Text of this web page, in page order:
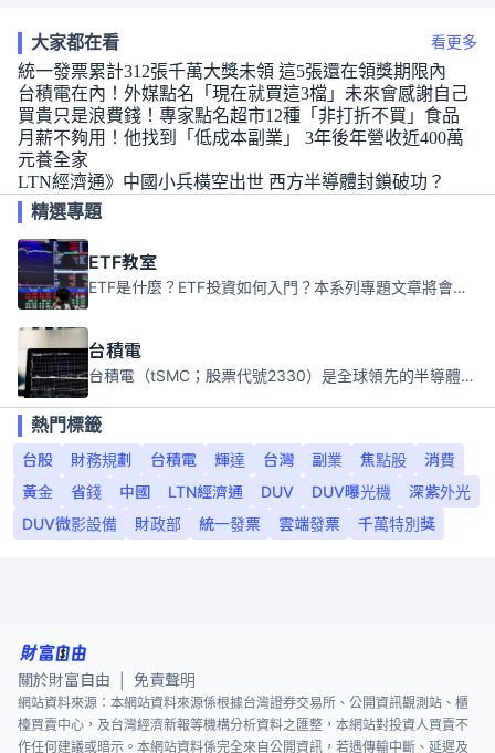
大家都在看 看更多
統一發票累計312張千萬大獎未領 這5張還在領獎期限內
台積電在內！外媒點名「現在就買這3檔」未來會感謝自己
買貴只是浪費錢！專家點名超市12種「非打折不買」食品
月薪不夠用！他找到「低成本副業」 3年後年營收近400萬
元養全家
LTN經濟通》中國小兵橫空出世 西方半導體封鎖破功？
精選專題
ETF教室
ETF是什麼？ETF投資如何入門？本系列專題文章將會告訴你新手必須知道的ETF基礎知識。
台積電
台積電（tSMC；股票代號2330）是全球領先的半導體代工公司，成立於1987年，總部位於台灣新竹。且已於美國、日本、德國及中國設廠，台積電是全球首家專業積體電路製造服務公司，也是全球最先進和最大規模的半導體代工廠。
熱門標籤
台股
財務規劃 台積電 輝達 台灣 副業 焦點股
消費
黃金
省錢 中國 LTN經濟通 DUV DUV曝光機
深紫外光
DUV微影設備
財政部 統一發票 雲端發票 千萬特別獎
關於財富自由 免責聲明
網站資料來源：本網站資料來源係根據台灣證券交易所、公開資訊觀測站、櫃
檯買賣中心，及台灣經濟新報等機構分析資料之匯整，本網站對投資人買賣不
作任何建議或暗示。本網站資料係完全來自公開資訊，若遇傳輸中斷、延遲及